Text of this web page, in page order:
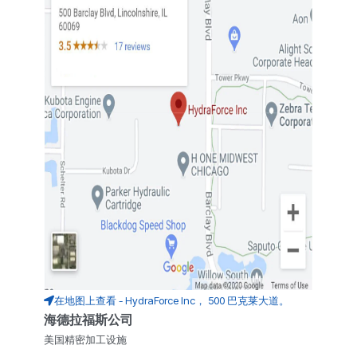
在地图上查看 - HydraForce Inc， 500 巴克莱大道。
海德拉福斯公司
美国精密加工设施